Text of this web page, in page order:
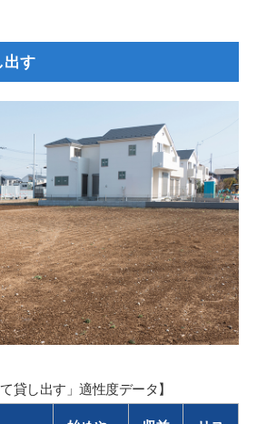
出す
貸し出す」適性度データ】